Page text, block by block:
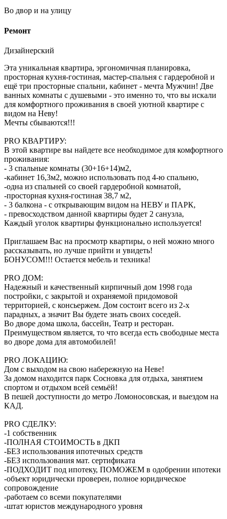
Во двор и на улицу
Ремонт
Дизайнерский
Эта уникальная квартира, эргономичная планировка,
просторная кухня-гостиная, мастер-спальня с гардеробной и
ещё три просторные спальни, кабинет - мечта Мужчин! Две
ванных комнаты с душевыми - это именно то, что вы искали
для комфортного проживания в своей уютной квартире с
видом на Неву!
Мечты сбываются!!!
PRO КВАРТИРУ:
В этой квартире вы найдете все необходимое для комфортного
проживания:
- 3 спальные комнаты (30+16+14)м2,
-кабинет 16,3м2, можно использовать под 4-ю спальню,
-одна из спальней со своей гардеробной комнатой,
-просторная кухня-гостиная 38,7 м2,
- 3 балкона - с открывающим видом на НЕВУ и ПАРК,
- превосходством данной квартиры будет 2 санузла,
Каждый уголок квартиры функционально используется!
Приглашаем Вас на просмотр квартиры, о ней можно много
рассказывать, но лучше прийти и увидеть!
БОНУСОМ!!! Остается мебель и техника!
PRO ДОМ:
Надежный и качественный кирпичный дом 1998 года
постройки, с закрытой и охраняемой придомовой
территорией, с консьержем. Дом состоит всего из 2-х
парадных, а значит Вы будете знать своих соседей.
Во дворе дома школа, бассейн, Театр и ресторан.
Преимуществом является, то что всегда есть свободные места
во дворе дома для автомобилей!
PRO ЛОКАЦИЮ:
Дом с выходом на свою набережную на Неве!
За домом находится парк Сосновка для отдыха, занятием
спортом и отдыхом всей семьёй!
В пешей доступности до метро Ломоносовская, и выездом на
КАД.
PRO СДЕЛКУ:
-1 собственник
-ПОЛНАЯ СТОИМОСТЬ в ДКП
-БЕЗ использования ипотечных средств
-БЕЗ использования мат. сертификата
-ПОДХОДИТ под ипотеку, ПОМОЖЕМ в одобрении ипотеки
-объект юридически проверен, полное юридическое
сопровождение
-работаем со всеми покупателями
-штат юристов международного уровня